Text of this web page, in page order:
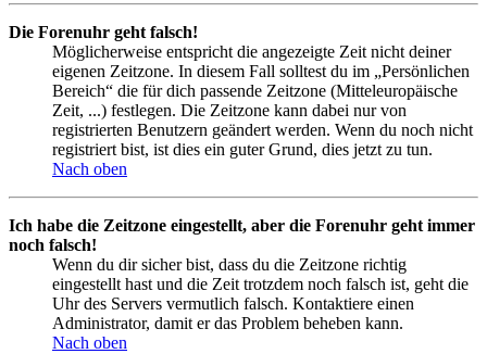
Die Forenuhr geht falsch!
Möglicherweise entspricht die angezeigte Zeit nicht deiner
eigenen Zeitzone. In diesem Fall solltest du im „Persönlichen
Bereich“ die für dich passende Zeitzone (Mitteleuropäische
Zeit, ...) festlegen. Die Zeitzone kann dabei nur von
registrierten Benutzern geändert werden. Wenn du noch nicht
registriert bist, ist dies ein guter Grund, dies jetzt zu tun.
Nach oben
Ich habe die Zeitzone eingestellt, aber die Forenuhr geht immer
noch falsch!
Wenn du dir sicher bist, dass du die Zeitzone richtig
eingestellt hast und die Zeit trotzdem noch falsch ist, geht die
Uhr des Servers vermutlich falsch. Kontaktiere einen
Administrator, damit er das Problem beheben kann.
Nach oben